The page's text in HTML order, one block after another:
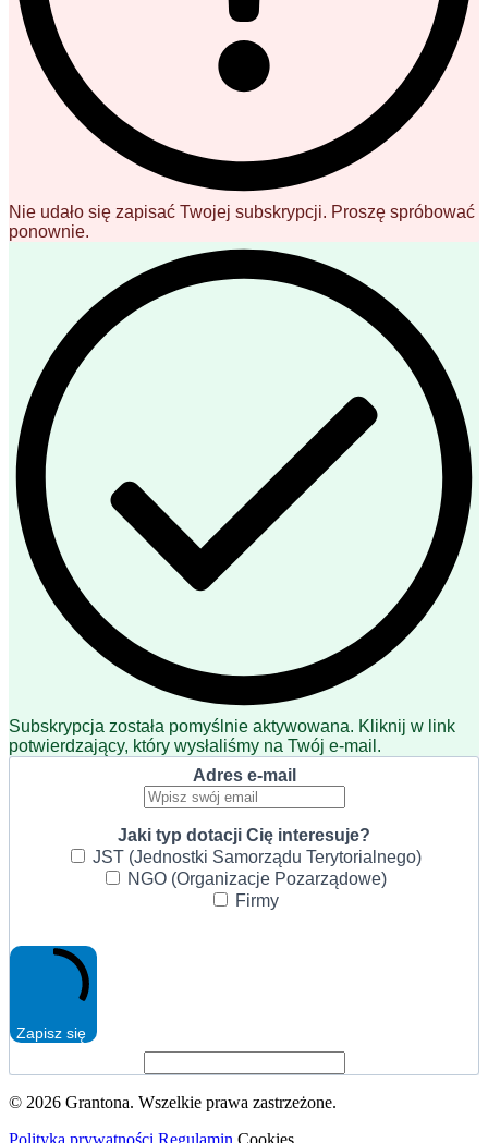
Nie udało się zapisać Twojej subskrypcji. Proszę spróbować
ponownie.
Subskrypcja została pomyślnie aktywowana. Kliknij w link
potwierdzający, który wysłaliśmy na Twój e-mail.
Adres e-mail
Jaki typ dotacji Cię interesuje?
JST (Jednostki Samorządu Terytorialnego)
NGO (Organizacje Pozarządowe)
Firmy
Zapisz się
© 2026 Grantona. Wszelkie prawa zastrzeżone.